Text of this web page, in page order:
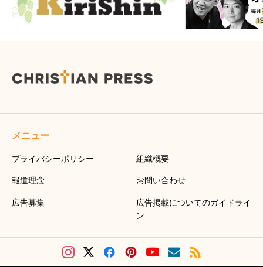
メニュー
プライバシーポリシー 組織概要
報道理念 お問い合わせ
広告募集
広告掲載についてのガイドライ
ン